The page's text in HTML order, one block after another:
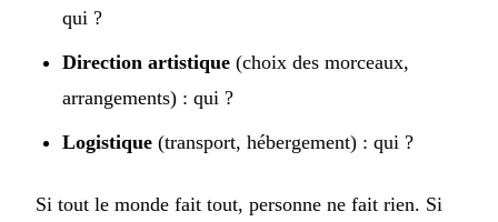
qui ?
Direction artistique (choix des morceaux,
arrangements) : qui ?
Logistique (transport, hébergement) : qui ?
Si tout le monde fait tout, personne ne fait rien. Si